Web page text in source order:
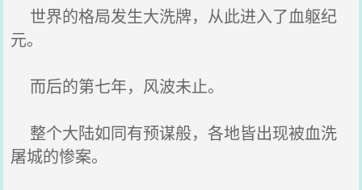
世界的格局发生大洗牌，从此进入了血躯纪
元。
而后的第七年，风波未止。
整个大陆如同有预谋般，各地皆出现被血洗
屠城的惨案。